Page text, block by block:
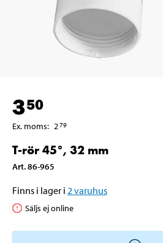
350
Ex. moms: 279
T-rör 45°, 32 mm
Art.86-965
Finns i lager i 2 varuhus
Säljs ej online